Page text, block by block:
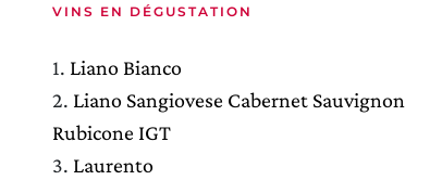
VINS EN DÉGUSTATION
1. Liano Bianco
2. Liano Sangiovese Cabernet Sauvignon
Rubicone IGT
3. Laurento